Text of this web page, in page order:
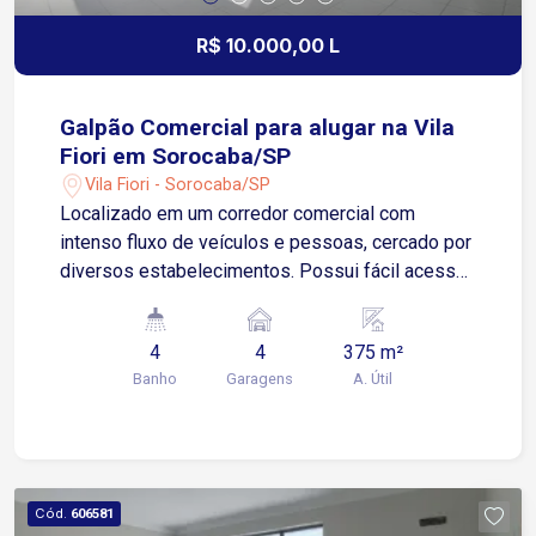
R$ 10.000,00 L
Galpão Comercial para alugar na Vila
Fiori em Sorocaba/SP
Vila Fiori - Sorocaba/SP
Localizado em um corredor comercial com
intenso fluxo de veículos e pessoas, cercado por
diversos estabelecimentos. Possui fácil acesso
Dom Aguirre, garantindo logística e praticidade.
Sobre o imóvel: Galpão com 375 m² de área
Mezanino 4 banheiros Área de luz Espaço
corredor comercial consolidado, com diversos
comércios vizinhos Ideal para lojas, centros de
4
Banho
4
Garagens
375 m²
A. Útil
Cód. 606581